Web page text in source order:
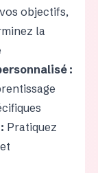
objectifs,
la
:
Pratiquez